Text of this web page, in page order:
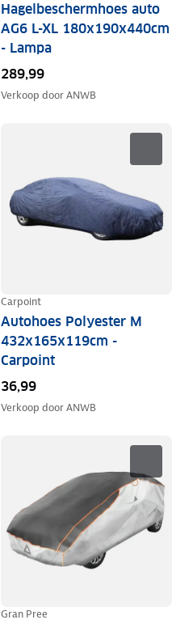
Hagelbeschermhoes auto
AG6 L-XL 180x190x440cm
- Lampa
289,99
Verkoop doorANWB
Carpoint
Autohoes Polyester M
432x165x119cm -
Carpoint
36,99
Verkoop doorANWB
Gran Pree